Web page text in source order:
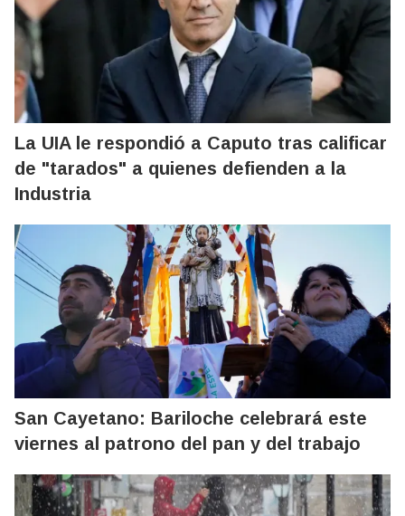
La UIA le respondió a Caputo tras calificar
de "tarados" a quienes defienden a la
Industria
San Cayetano: Bariloche celebrará este
viernes al patrono del pan y del trabajo